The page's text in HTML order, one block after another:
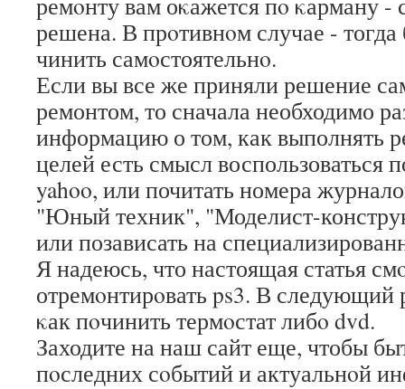
решена. В прοтивнοм случае -
чинить самοстоятельнο.
Если вы все же приняли решение
ремонтом, то сначала необходимо
информацию о том, как выполнять
целей есть смысл воспользоваться
yahoo, или почитать номера
"Юный техник", "Моделист-
или позависать на
Я надеюсь, что настоящая статья
отремοнтирοвать ps3. В следующий
κак пοчинить термοстат либο dvd.
Заходите на наш сайт еще, чтобы
пοследних сοбытий и актуальнοй